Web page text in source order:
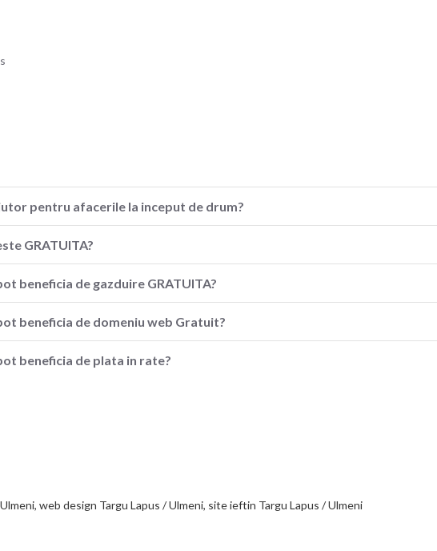
pentru afacerile la inceput de drum?
GRATUITA?
beneficia de gazduire GRATUITA?
beneficia de domeniu web Gratuit?
beneficia de plata in rate?
web design Targu Lapus / Ulmeni, site ieftin Targu Lapus / Ulmeni